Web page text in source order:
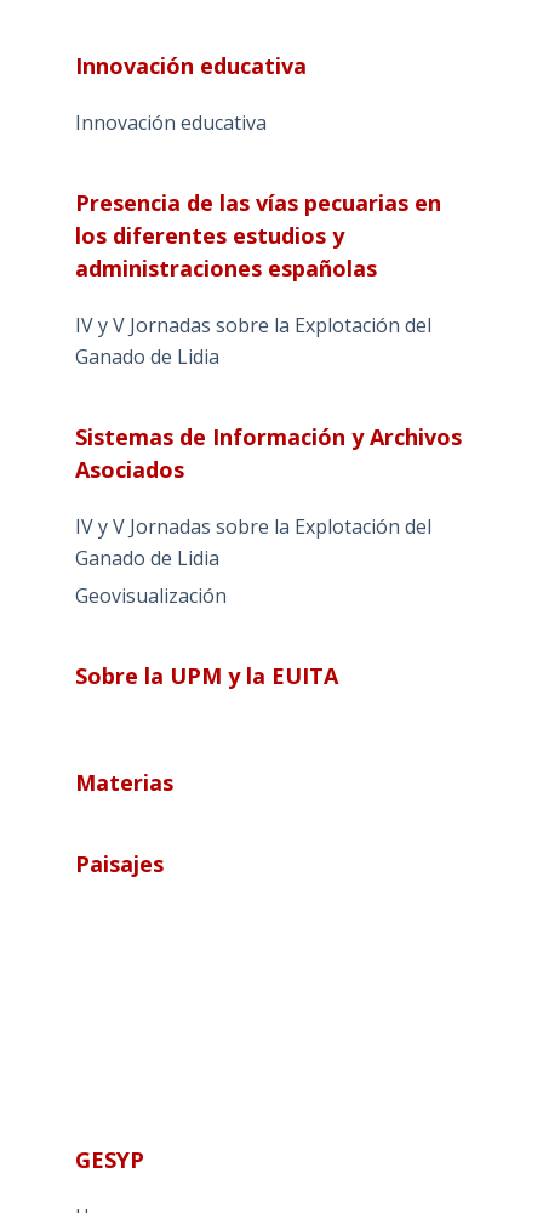
Innovación educativa
Innovación educativa
Presencia de las vías pecuarias en
los diferentes estudios y
administraciones españolas
IV y V Jornadas sobre la Explotación del
Ganado de Lidia
Sistemas de Información y Archivos
Asociados
IV y V Jornadas sobre la Explotación del
Ganado de Lidia
Geovisualización
Sobre la UPM y la EUITA
Materias
Paisajes
GESYP